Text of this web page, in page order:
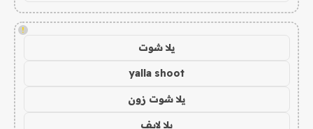
!
يلا شوت
yalla shoot
يلا شوت زون
يلا لايف